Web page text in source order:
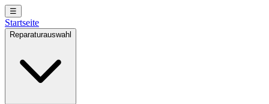
☰
Startseite
Reparaturauswahl